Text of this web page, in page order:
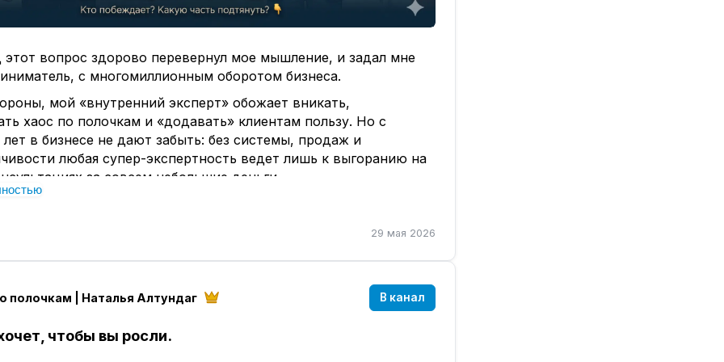
этот вопрос здорово перевернул мое мышление, и задал мне
с многомиллионным оборотом бизнеса.
мой «внутренний эксперт» обожает вникать,
хаос по полочкам и «додавать» клиентам пользу. Но с
лет в бизнесе не дают забыть: без системы, продаж и
любая супер-экспертность ведет лишь к выгоранию на
за совсем небольшие деньги.
становитесь классными профи, но как только дело
продаж - хочется просто спрятаться под одеяло и чтобы никто
хотите просто помогать людям, а не возиться с маркетингом.
подружить эти две субличности внутри себя.
побеждает в вас: эксперт или предприниматель?
очень хочется подтянуть? 👇
29 мая 2026
полочкам | Наталья Алтундаг В канал
чтобы вы росли.